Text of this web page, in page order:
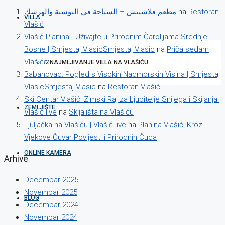
VILLA
IZNAJMLJIVANJE VILLA NA VLAŠIĆU
ZEMLJIŠTE
ONLINE KAMERA
BLOG
مطعم فلاشيتش – السياحة في البوسنة والهرسك na Restoran
Vlašić
Vlašić Planina - Uživajte u Prirodnim Čarolijama Srednje
Bosne | Smjestaj VlasicSmjestaj Vlasic na Priča sedam
Vlašića
Babanovac: Pogled s Visokih Nadmorskih Visina | Smjestaj
VlasicSmjestaj Vlasic na Restoran Vlašić
Ski Centar Vlašić: Zimski Raj za Ljubitelje Snijega i Skijanja |
Vlašić live na Skijališta na Vlašiću
Ljuljačka na Vlašiću | Vlašić live na Planina Vlašić: Kroz
Vjekove Čuvar Povijesti i Prirodnih Čuda
Arhive
Decembar 2025
Novembar 2025
Decembar 2024
Novembar 2024